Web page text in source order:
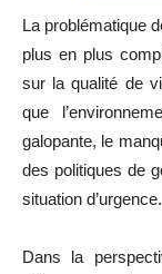
La problématique
plus en plus
sur la qualité de
que
galopante, le
des politiques de
situation d’urgence.
Dans la